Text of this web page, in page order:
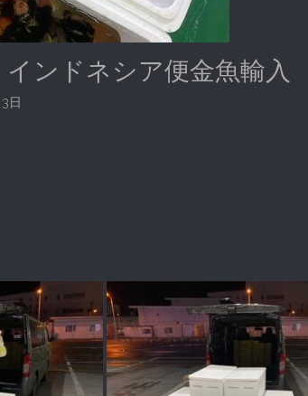
ンドネシア便金魚輸入
日